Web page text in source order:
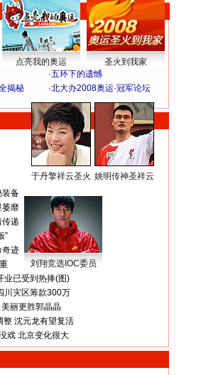
点亮我的奥运
圣火到我家
·五环下的遗憾
揭秘 ·北大办2008奥运·冠军论坛
于丹擎祥云圣火 姚明传神圣祥云
装备
萎靡
递
”
奇迹
刘翔竞选IOC委员
业已受到热捧(图)
川灾区筹款300万
美丽更胜郭晶晶
整 沈元龙有望复活
戏 北京变化很大